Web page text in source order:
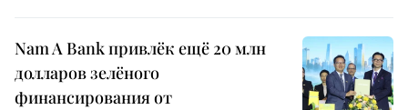
Nam A Bank привлёк ещё 20 млн
долларов зелёного
финансирования от